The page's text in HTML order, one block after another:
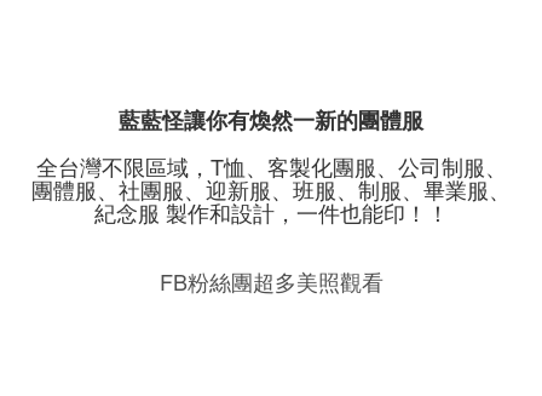
藍藍怪讓你有煥然一新的團體服
全台灣不限區域，T恤、客製化團服、公司制服、
團體服、社團服、迎新服、班服、制服、畢業服、
紀念服 製作和設計，一件也能印！！
FB粉絲團超多美照觀看